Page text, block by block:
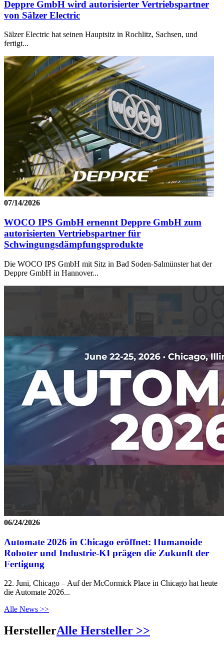
Deppre GmbH wird autorisierter Vertriebspartner
von Sälzer Electric
Sälzer Electric hat seinen Hauptsitz in Rochlitz, Sachsen, und
fertigt...
07/14/2026
WOCO IPS GmbH ernennt Deppre GmbH zum
autorisierten Vertriebspartner für
Schwingungsdämpfungsprodukte
Die WOCO IPS GmbH mit Sitz in Bad Soden-Salmünster hat der
Deppre GmbH in Hannover...
06/24/2026
Automate 2026 in Chicago eröffnet: Humanoide
Roboter und Industrie-KI prägen die Zukunft der
Fertigung
22. Juni, Chicago – Auf der McCormick Place in Chicago hat heute
die Automate 2026...
Alle News >>
HerstellerAlle Hersteller >>